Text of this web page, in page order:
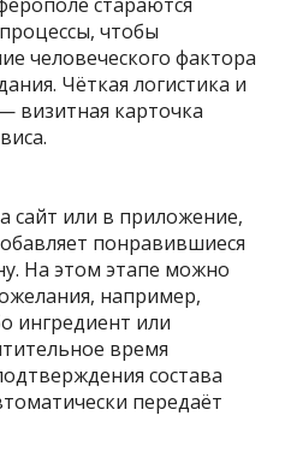
чтобы
человеческого фактора
Чёткая логистика и
визитная карточка
сайт или в приложение,
понравившиеся
На этом этапе можно
например,
ингредиент или
время
состава
передаёт